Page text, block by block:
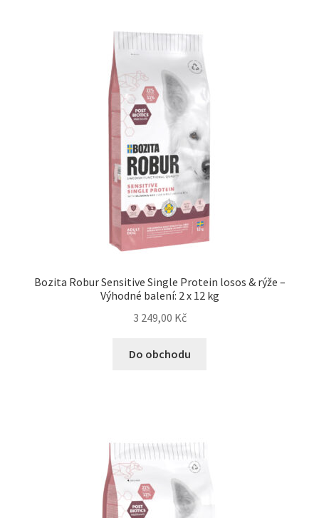
Bozita Robur Sensitive Single Protein losos & rýže –
Výhodné balení: 2 x 12 kg
3 249,00 Kč
Do obchodu